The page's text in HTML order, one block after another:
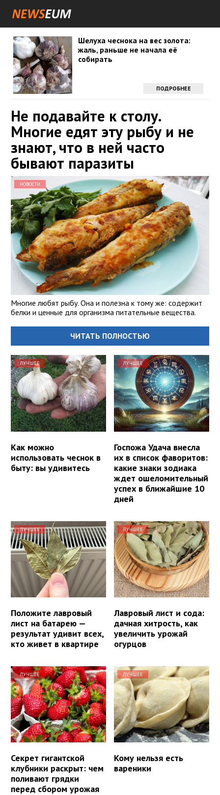
Шелуха чеснока на вес золота:
жаль, раньше не начала её
собирать
ПОДРОБНЕЕ
Не подавайте к столу.
Многие едят эту рыбу и не
знают, что в ней часто
бывают паразиты
НОВОСТИ
Многие любят рыбу. Она и полезна к тому же: содержит
белки и ценные для организма питательные вещества.
ЧИТАТЬ ПОЛНОСТЬЮ
ЛУЧШЕЕ
Как можно
использовать чеснок в
быту: вы удивитесь
ЛУЧШЕЕ
Госпожа Удача внесла
их в список фаворитов:
какие знаки зодиака
ждет ошеломительный
успех в ближайшие 10
дней
ЛУЧШЕЕ
Положите лавровый
лист на батарею —
результат удивит всех,
кто живет в квартире
ЛУЧШЕЕ
Лавровый лист и сода:
дачная хитрость, как
увеличить урожай
огурцов
ЛУЧШЕЕ
Секрет гигантской
клубники раскрыт: чем
поливают грядки
перед сбором урожая
ЛУЧШЕЕ
Кому нельзя есть
вареники